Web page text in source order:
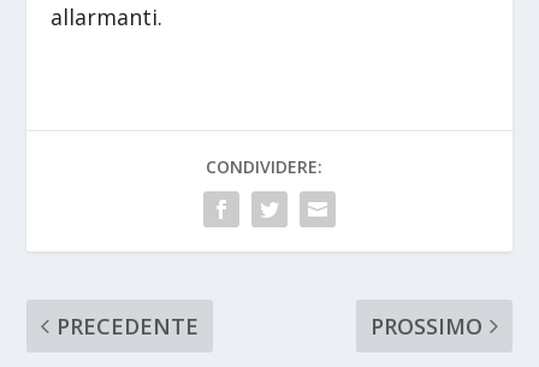
allarmanti.
CONDIVIDERE:
PRECEDENTE
PROSSIMO